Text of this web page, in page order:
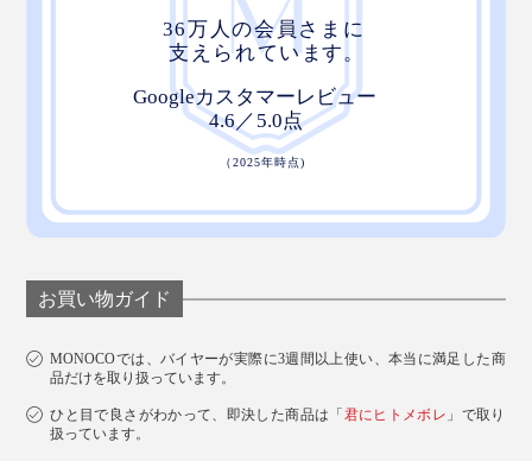
お買い物ガイド
MONOCOでは、バイヤーが実際に3週間以上使い、本当に満足した商
品だけを取り扱っています。
ひと目で良さがわかって、即決した商品は「 君にヒトメボレ 」で取り
扱っています。